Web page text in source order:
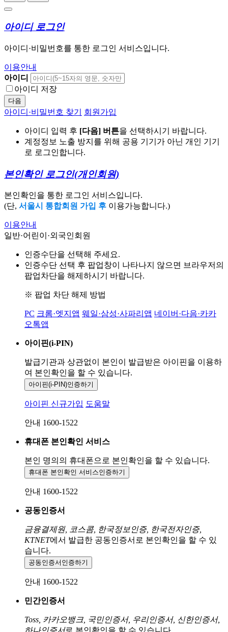
아이디 로그인
아이디·비밀번호를 통한 로그인 서비스입니다.
이용안내
아이디
아이디 저장
다음
아이디·비밀번호 찾기 회원가입
아이디 입력 후 [다음] 버튼을 선택하시기 바랍니다.
계정정보 노출 방지를 위해 공용 기기가 아닌 개인 기기
로 로그인합니다.
본인확인 로그인(개인회원)
본인확인을 통한 로그인 서비스입니다.
(단, 서울시 통합회원 가입 후 이용가능합니다.)
이용안내
일반·어린이·외국인회원
인증수단을 선택해 주세요.
인증수단 선택 후 팝업창이 나타나지 않으면 브라우저의
팝업차단을 해제하시기 바랍니다.
※ 팝업 차단 해제 방법
PC 크롬·엣지앱 웨일·삼성·사파리앱 네이버·다음·카카
오톡앱
아이핀(i-PIN)
발급기관과 상관없이 본인이 발급받은 아이핀을 이용하
여 본인확인을 할 수 있습니다.
아이핀(i-PIN)인증하기
아이핀 신규가입 도움말
안내 1600-1522
휴대폰 본인확인 서비스
본인 명의의 휴대폰으로 본인확인을 할 수 있습니다.
휴대폰 본인확인 서비스인증하기
안내 1600-1522
공동인증서
금융결제원, 코스콤, 한국정보인증, 한국전자인증,
KTNET에서 발급한 공동인증서로 본인확인을 할 수 있
습니다.
공동인증서 인증하기
안내 1600-1522
민간인증서
Toss, 카카오뱅크, 국민인증서, 우리인증서, 신한인증서,